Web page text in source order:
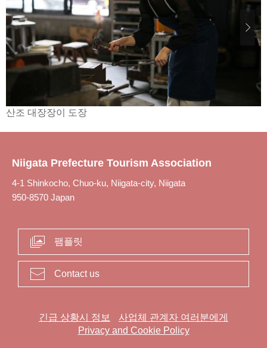
산조 대장장이 도장
Niigata Prefecture Tourism Association
4-1 Shinkocho, Chuo-ku, Niigata-city, Niigata
950-8570 Japan
팸플릿
Contact us
긴급 상황시 정보
사업체 관계자 여러분에게
Privacy and Cookie Policy